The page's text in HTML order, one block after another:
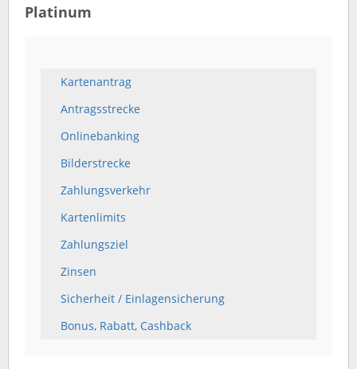
Platinum
Kartenantrag
Antragsstrecke
Onlinebanking
Bilderstrecke
Zahlungsverkehr
Kartenlimits
Zahlungsziel
Zinsen
Sicherheit / Einlagensicherung
Bonus, Rabatt, Cashback